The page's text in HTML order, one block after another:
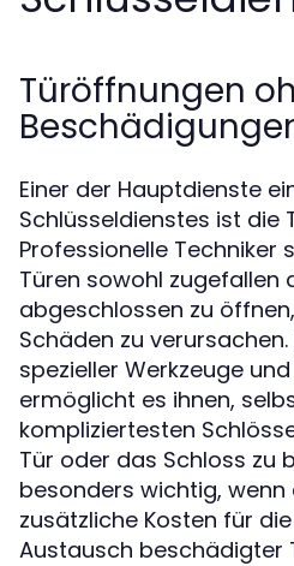
Türöffnungen
Einer der Hauptdienste
Schlüsseldienstes ist die
Professionelle Techniker
Türen sowohl zugefallen
abgeschlossen zu
Schäden zu
spezieller Werkzeuge
ermöglicht es ihnen,
kompliziertesten
Tür oder das Schloss zu
besonders wichtig,
zusätzliche Kosten für
Austausch beschädigter